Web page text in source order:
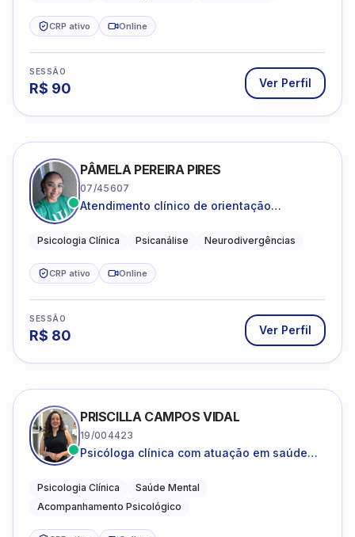
CRP ativo Online
SESSÃO
R$ 90 Ver Perfil
PÂMELA PEREIRA PIRES
07/45607
Atendimento clínico de orientação
crianças neurotípicas
Psicologia Clínica Psicanálise Neurodivergências
CRP ativo Online
SESSÃO
R$ 80 Ver Perfil
PRISCILLA CAMPOS VIDAL
19/004423
Psicóloga clínica com atuação em saúde
Psicologia Clínica
Saúde Mental
Acompanhamento Psicológico